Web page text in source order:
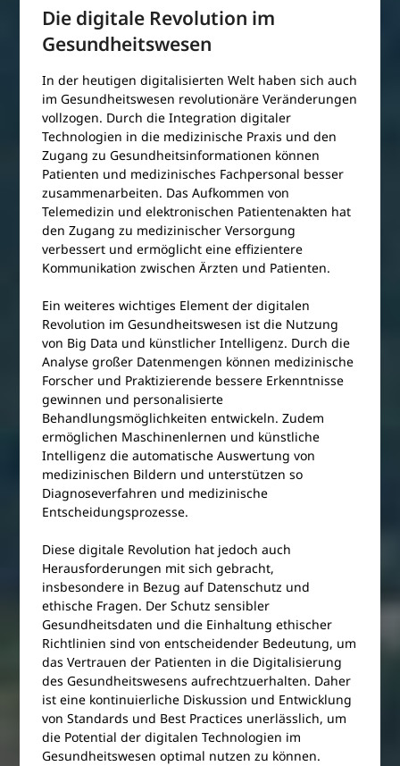
Die digitale Revolution im
Gesundheitswesen
In der heutigen digitalisierten Welt haben sich auch
im Gesundheitswesen revolutionäre Veränderungen
vollzogen. Durch die Integration digitaler
Technologien in die medizinische Praxis und den
Zugang zu Gesundheitsinformationen können
Patienten und medizinisches Fachpersonal besser
zusammenarbeiten. Das Aufkommen von
Telemedizin und elektronischen Patientenakten hat
den Zugang zu medizinischer Versorgung
verbessert und ermöglicht eine effizientere
Kommunikation zwischen Ärzten und Patienten.
Ein weiteres wichtiges Element der digitalen
Revolution im Gesundheitswesen ist die Nutzung
von Big Data und künstlicher Intelligenz. Durch die
Analyse großer Datenmengen können medizinische
Forscher und Praktizierende bessere Erkenntnisse
gewinnen und personalisierte
Behandlungsmöglichkeiten entwickeln. Zudem
ermöglichen Maschinenlernen und künstliche
Intelligenz die automatische Auswertung von
medizinischen Bildern und unterstützen so
Diagnoseverfahren und medizinische
Entscheidungsprozesse.
Diese digitale Revolution hat jedoch auch
Herausforderungen mit sich gebracht,
insbesondere in Bezug auf Datenschutz und
ethische Fragen. Der Schutz sensibler
Gesundheitsdaten und die Einhaltung ethischer
Richtlinien sind von entscheidender Bedeutung, um
das Vertrauen der Patienten in die Digitalisierung
des Gesundheitswesens aufrechtzuerhalten. Daher
ist eine kontinuierliche Diskussion und Entwicklung
von Standards und Best Practices unerlässlich, um
die Potential der digitalen Technologien im
Gesundheitswesen optimal nutzen zu können.